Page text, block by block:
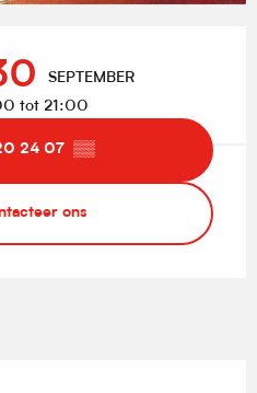
SEPTEMBER
tot 21:00
24 07 ▒▒
ons